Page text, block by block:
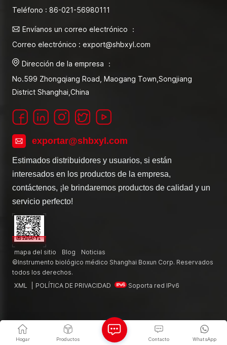
Teléfono : 86-021-56980111
Envíanos un correo electrónico ：
Correo electrónico : export@shbxyl.com
Dirección de la empresa ：
No.599 Zhongqiang Road, Maogang Town,Songjiang
District Shanghai,China
exportar@shbxyl.com
Estimados distribuidores y usuarios, si están
interesados en los productos de la empresa,
contáctenos, ¡le brindaremos productos de calidad y un
servicio perfecto!
mapa del sitio Blog
Noticias
©Instrumento biológico médico Shanghai Boxun Corp. Reservados
todos los derechos.
XML
POLÍTICA DE PRIVACIDAD Soporta red IPv6
Hogar Productos WhatsApp
Contacto